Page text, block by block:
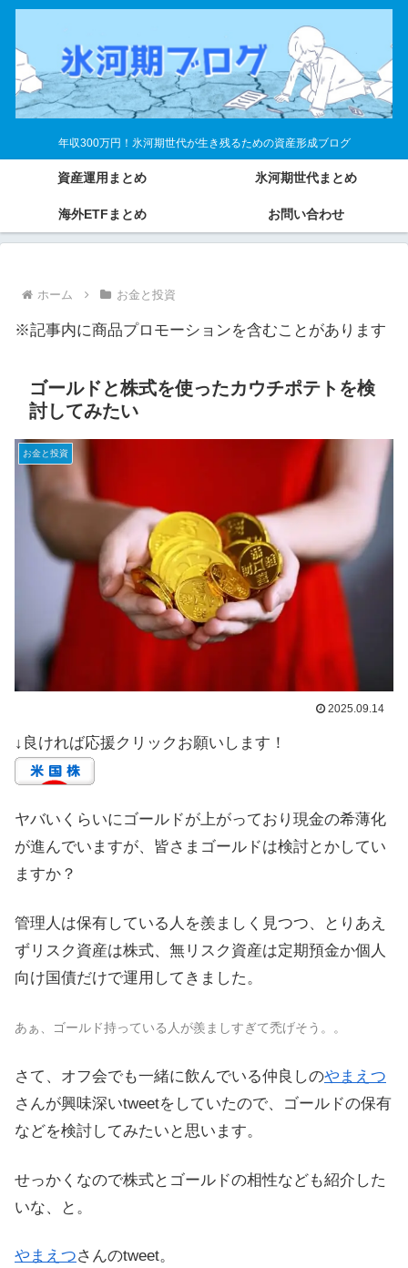
年収300万円！氷河期世代が生き残るための資産形成ブログ
資産運用まとめ 氷河期世代まとめ
海外ETFまとめ お問い合わせ
ホーム お金と投資
※記事内に商品プロモーションを含むことがあります
ゴールドと株式を使ったカウチポテトを検
討してみたい
お金と投資
2025.09.14
↓良ければ応援クリックお願いします！
ヤバいくらいにゴールドが上がっており現金の希薄化
が進んでいますが、皆さまゴールドは検討とかしてい
ますか？
管理人は保有している人を羨ましく見つつ、とりあえ
ずリスク資産は株式、無リスク資産は定期預金か個人
向け国債だけで運用してきました。
あぁ、ゴールド持っている人が羨ましすぎて禿げそう。。
さて、オフ会でも一緒に飲んでいる仲良しのやまえつ
さんが興味深いtweetをしていたので、ゴールドの保有
などを検討してみたいと思います。
せっかくなので株式とゴールドの相性なども紹介した
いな、と。
やまえつさんのtweet。